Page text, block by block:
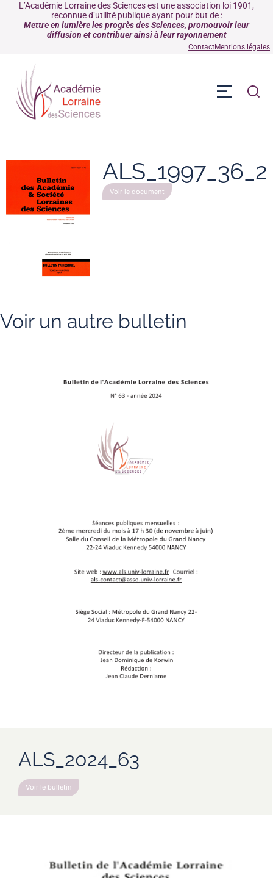
L’Académie Lorraine des Sciences est une association loi 1901,
reconnue d’utilité publique ayant pour but de :
Mettre en lumière les progrès des Sciences, promouvoir leur
diffusion et contribuer ainsi à leur rayonnement
ContactMentions légales
ALS_1997_36_2
Voir le document
Voir un autre bulletin
ALS_2024_63
Voir le bulletin